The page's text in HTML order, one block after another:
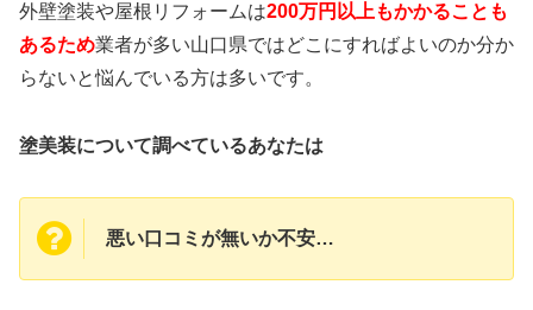
外壁塗装や屋根リフォームは200万円以上もかかることも
あるため業者が多い山口県ではどこにすればよいのか分か
らないと悩んでいる方は多いです。
塗美装について調べているあなたは
悪い口コミが無いか不安…